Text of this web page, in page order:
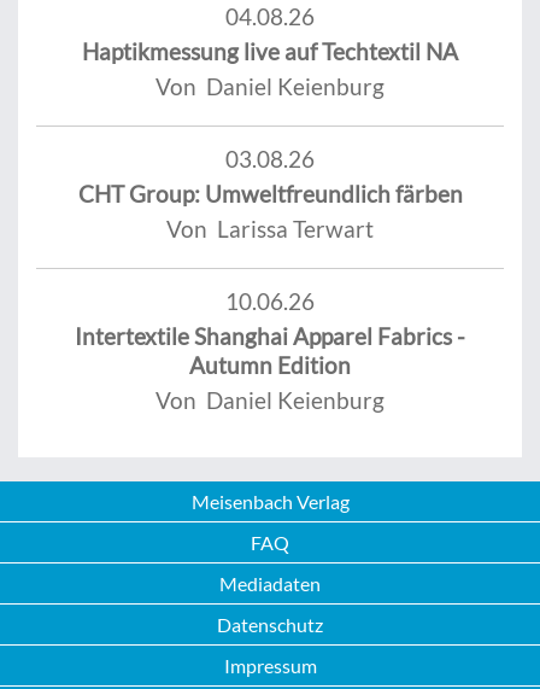
04.08.26
Haptikmessung live auf Techtextil NA
Von Daniel Keienburg
03.08.26
CHT Group: Umweltfreundlich färben
Von Larissa Terwart
10.06.26
Intertextile Shanghai Apparel Fabrics -
Autumn Edition
Von Daniel Keienburg
Meisenbach Verlag
FAQ
Mediadaten
Datenschutz
Impressum